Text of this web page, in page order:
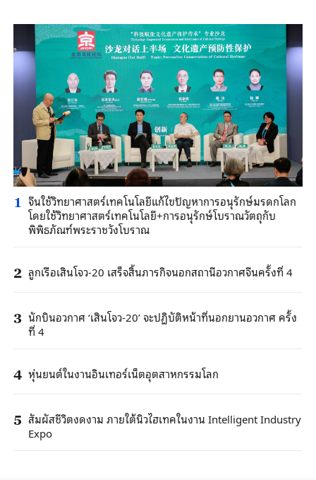
1 จีนใช้วิทยาศาสตร์เทคโนโลยีแก้ไขปัญหาการอนุรักษ์มรดกโลก
โดยใช้วิทยาศาสตร์เทคโนโลยี+การอนุรักษ์โบราณวัตถุกับ
พิพิธภัณฑ์พระราชวังโบราณ
2 ลูกเรือเสินโจว-20 เสร็จสิ้นภารกิจนอกสถานีอวกาศจีนครั้งที่ 4
3 นักบินอวกาศ ‘เสินโจว-20’ จะปฏิบัติหน้าที่นอกยานอวกาศ ครั้ง
ที่ 4
4 หุ่นยนต์ในงานอินเทอร์เน็ตอุตสาหกรรมโลก
5 สัมผัสชีวิตงดงาม ภายใต้นิวไฮเทคในงาน Intelligent Industry
Expo